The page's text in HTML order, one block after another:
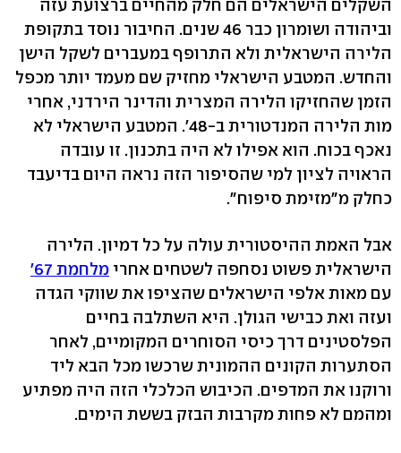
השקלים הישראלים הם חלק מהחיים ברצועת עזה
וביהודה ושומרון כבר 46 שנים. החיבור נוסד בתקופת
הלירה הישראלית ולא התרופף במעברים לשקל הישן
והחדש. המטבע הישראלי מחזיק שם מעמד יותר מכפל
הזמן שהחזיקו הלירה המצרית והדינר הירדני, אחרי
מות הלירה המנדטורית ב-48'. המטבע הישראלי לא
נאכף בכוח. הוא אפילו לא היה בתכנון. זו עובדה
הראויה לציון למי שהסיפור הזה נראה היום בדיעבד
כחלק מ"מזימת סיפוח".
אבל האמת ההיסטורית עולה על כל דמיון. הלירה
הישראלית פשוט נסחפה לשטחים אחרי מלחמת 67'
עם מאות אלפי הישראלים שהציפו את שווקי הגדה
ועזה ואת כבישי הגולן. היא השתלבה בחיים
הפלסטינים דרך כיסי הסוחרים המקומיים, לאחר
הסתערות הקונים ההמונית שרכשו מכל הבא ליד
ורוקנו את המדפים. הכיבוש הכלכלי הזה היה מפתיע
ומהמם לא פחות מקרבות הבזק בששת הימים.